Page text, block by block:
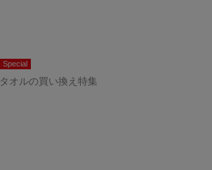
Special
タオルの買い換え特集